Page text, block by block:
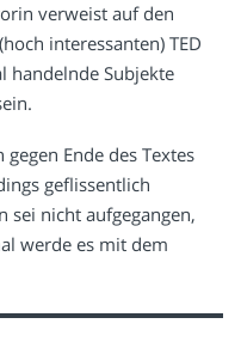
verweist auf den
interessanten) TED
handelnde Subjekte
Ende des Textes
geflissentlich
sei nicht aufgegangen,
werde es mit dem